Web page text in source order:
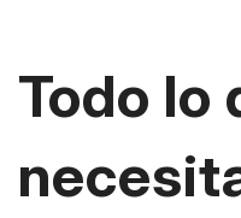
Todo lo